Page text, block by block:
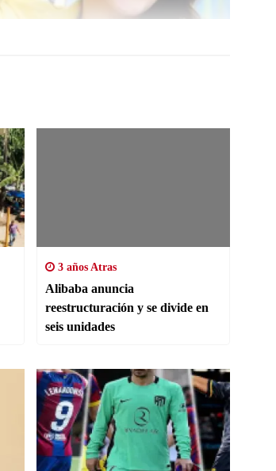
3 años Atras
Alibaba anuncia
reestructuración y se divide en
seis unidades